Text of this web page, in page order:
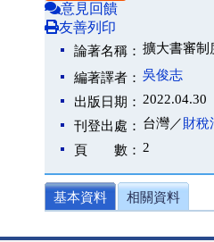
意見回饋
友善列印
論著名稱： 擴大書審制
編著譯者： 吳俊志
出版日期： 2022.04.30
刊登出處： 台灣／財稅
頁 數： 2
基本資料 相關資料